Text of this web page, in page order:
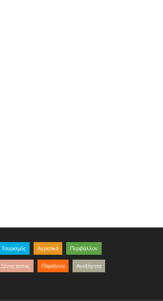
Τουρισμός Αγροτικά Περιβάλλον
Ξένος τύπος Παράξενα Ανεξήγητα